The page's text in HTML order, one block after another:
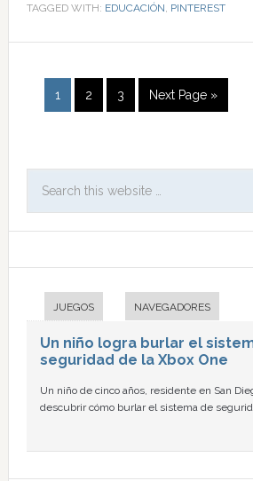
TAGGED WITH: EDUCACIÓN PINTEREST
1 2 3 Next Page »
JUEGOS NAVEGADORES
Un niño logra burlar el
seguridad de la Xbox One
Un niño de cinco años, residente en San
descubrir cómo burlar el sistema de